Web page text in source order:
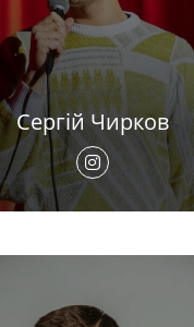
Сергій Чирков